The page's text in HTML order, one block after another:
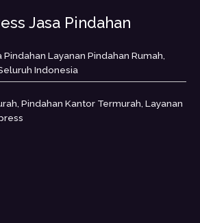
Jasa Pindahan
Layanan Pindahan Rumah,
Indonesia
Pindahan Kantor Termurah, Layanan